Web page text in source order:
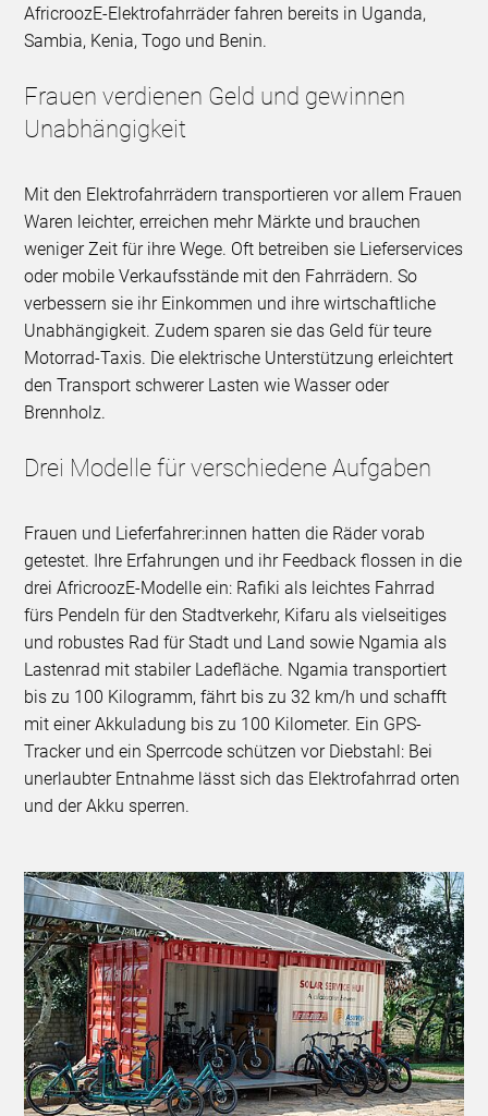
AfricroozE-Elektrofahrräder fahren bereits in Uganda,
Sambia, Kenia, Togo und Benin.
Frauen verdienen Geld und gewinnen
Unabhängigkeit
Mit den Elektrofahrrädern transportieren vor allem Frauen
Waren leichter, erreichen mehr Märkte und brauchen
weniger Zeit für ihre Wege. Oft betreiben sie Lieferservices
oder mobile Verkaufsstände mit den Fahrrädern. So
verbessern sie ihr Einkommen und ihre wirtschaftliche
Unabhängigkeit. Zudem sparen sie das Geld für teure
Motorrad-Taxis. Die elektrische Unterstützung erleichtert
den Transport schwerer Lasten wie Wasser oder
Brennholz.
Drei Modelle für verschiedene Aufgaben
Frauen und Lieferfahrer:innen hatten die Räder vorab
getestet. Ihre Erfahrungen und ihr Feedback flossen in die
drei AfricroozE-Modelle ein: Rafiki als leichtes Fahrrad
fürs Pendeln für den Stadtverkehr, Kifaru als vielseitiges
und robustes Rad für Stadt und Land sowie Ngamia als
Lastenrad mit stabiler Ladefläche. Ngamia transportiert
bis zu 100 Kilogramm, fährt bis zu 32 km/h und schafft
mit einer Akkuladung bis zu 100 Kilometer. Ein GPS-
Tracker und ein Sperrcode schützen vor Diebstahl: Bei
unerlaubter Entnahme lässt sich das Elektrofahrrad orten
und der Akku sperren.